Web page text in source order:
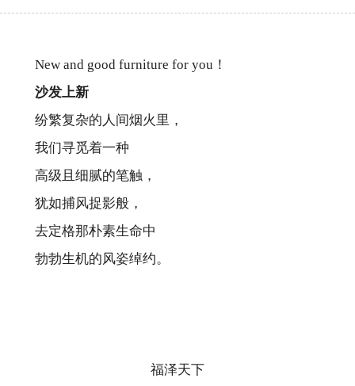
New and good furniture for you！
沙发上新
纷繁复杂的人间烟火里，
我们寻觅着一种
高级且细腻的笔触，
犹如捕风捉影般，
去定格那朴素生命中
勃勃生机的风姿绰约。
福泽天下